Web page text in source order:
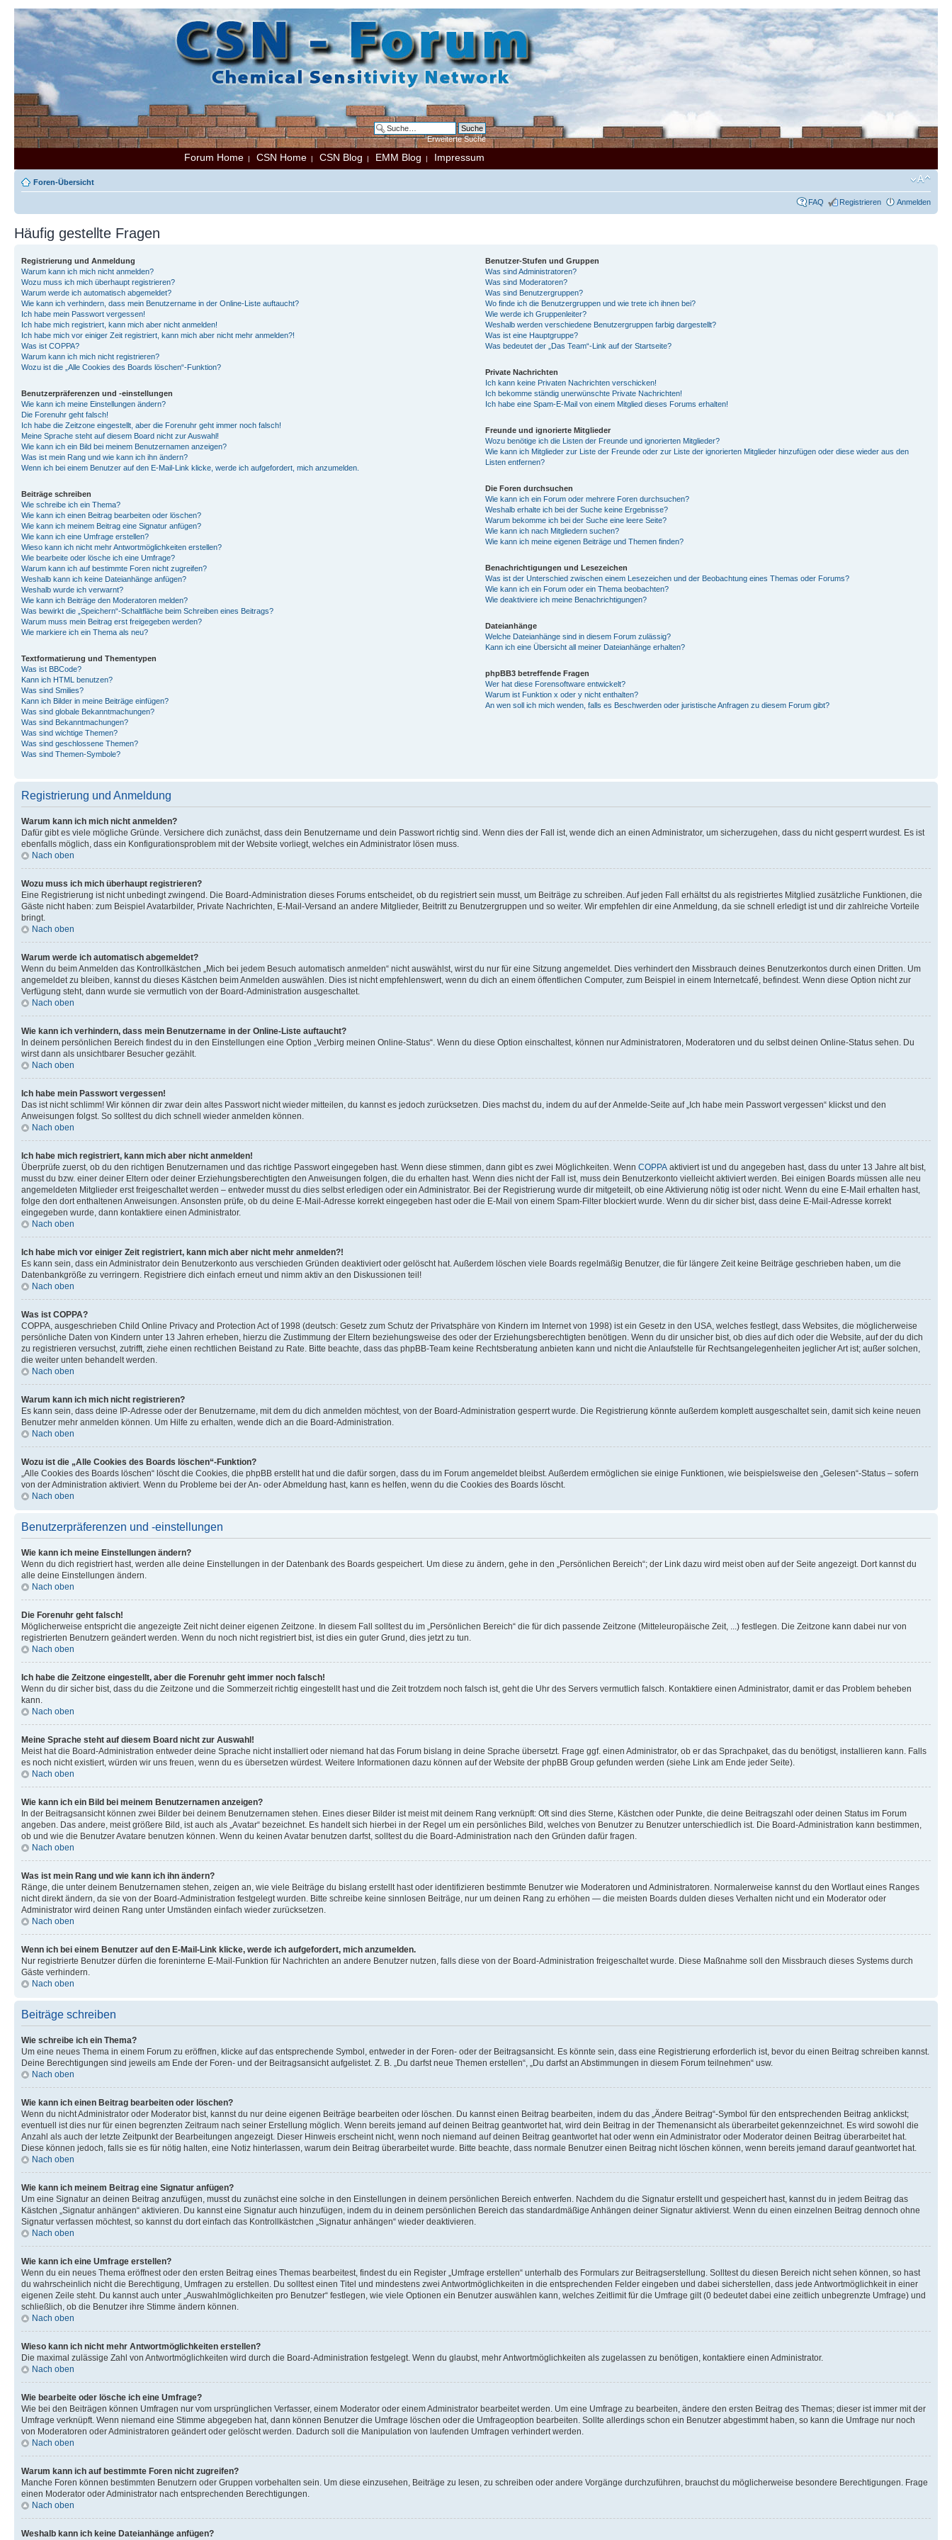
Erweiterte Suche
Forum Home | CSN Home | CSN Blog | EMM Blog | Impressum
Foren-Übersicht
FAQ Registrieren Anmelden
Häufig gestellte Fragen
Registrierung und Anmeldung
Warum kann ich mich nicht anmelden?
Wozu muss ich mich überhaupt registrieren?
Warum werde ich automatisch abgemeldet?
Wie kann ich verhindern, dass mein Benutzername in der Online-Liste auftaucht?
Ich habe mein Passwort vergessen!
Ich habe mich registriert, kann mich aber nicht anmelden!
Ich habe mich vor einiger Zeit registriert, kann mich aber nicht mehr anmelden?!
Was ist COPPA?
Warum kann ich mich nicht registrieren?
Wozu ist die „Alle Cookies des Boards löschen“-Funktion?
Benutzerpräferenzen und -einstellungen
Wie kann ich meine Einstellungen ändern?
Die Forenuhr geht falsch!
Ich habe die Zeitzone eingestellt, aber die Forenuhr geht immer noch falsch!
Meine Sprache steht auf diesem Board nicht zur Auswahl!
Wie kann ich ein Bild bei meinem Benutzernamen anzeigen?
Was ist mein Rang und wie kann ich ihn ändern?
Wenn ich bei einem Benutzer auf den E-Mail-Link klicke, werde ich aufgefordert, mich anzumelden.
Beiträge schreiben
Wie schreibe ich ein Thema?
Wie kann ich einen Beitrag bearbeiten oder löschen?
Wie kann ich meinem Beitrag eine Signatur anfügen?
Wie kann ich eine Umfrage erstellen?
Wieso kann ich nicht mehr Antwortmöglichkeiten erstellen?
Wie bearbeite oder lösche ich eine Umfrage?
Warum kann ich auf bestimmte Foren nicht zugreifen?
Weshalb kann ich keine Dateianhänge anfügen?
Weshalb wurde ich verwarnt?
Wie kann ich Beiträge den Moderatoren melden?
Was bewirkt die „Speichern“-Schaltfläche beim Schreiben eines Beitrags?
Warum muss mein Beitrag erst freigegeben werden?
Wie markiere ich ein Thema als neu?
Textformatierung und Thementypen
Was ist BBCode?
Kann ich HTML benutzen?
Was sind Smilies?
Kann ich Bilder in meine Beiträge einfügen?
Was sind globale Bekanntmachungen?
Was sind Bekanntmachungen?
Was sind wichtige Themen?
Was sind geschlossene Themen?
Was sind Themen-Symbole?
Benutzer-Stufen und Gruppen
Was sind Administratoren?
Was sind Moderatoren?
Was sind Benutzergruppen?
Wo finde ich die Benutzergruppen und wie trete ich ihnen bei?
Wie werde ich Gruppenleiter?
Weshalb werden verschiedene Benutzergruppen farbig dargestellt?
Was ist eine Hauptgruppe?
Was bedeutet der „Das Team“-Link auf der Startseite?
Private Nachrichten
Ich kann keine Privaten Nachrichten verschicken!
Ich bekomme ständig unerwünschte Private Nachrichten!
Ich habe eine Spam-E-Mail von einem Mitglied dieses Forums erhalten!
Freunde und ignorierte Mitglieder
Wozu benötige ich die Listen der Freunde und ignorierten Mitglieder?
Wie kann ich Mitglieder zur Liste der Freunde oder zur Liste der ignorierten Mitglieder hinzufügen oder diese wieder aus den
Listen entfernen?
Die Foren durchsuchen
Wie kann ich ein Forum oder mehrere Foren durchsuchen?
Weshalb erhalte ich bei der Suche keine Ergebnisse?
Warum bekomme ich bei der Suche eine leere Seite?
Wie kann ich nach Mitgliedern suchen?
Wie kann ich meine eigenen Beiträge und Themen finden?
Benachrichtigungen und Lesezeichen
Was ist der Unterschied zwischen einem Lesezeichen und der Beobachtung eines Themas oder Forums?
Wie kann ich ein Forum oder ein Thema beobachten?
Wie deaktiviere ich meine Benachrichtigungen?
Dateianhänge
Welche Dateianhänge sind in diesem Forum zulässig?
Kann ich eine Übersicht all meiner Dateianhänge erhalten?
phpBB3 betreffende Fragen
Wer hat diese Forensoftware entwickelt?
Warum ist Funktion x oder y nicht enthalten?
An wen soll ich mich wenden, falls es Beschwerden oder juristische Anfragen zu diesem Forum gibt?
Registrierung und Anmeldung
Warum kann ich mich nicht anmelden?
Dafür gibt es viele mögliche Gründe. Versichere dich zunächst, dass dein Benutzername und dein Passwort richtig sind. Wenn dies der Fall ist, wende dich an einen Administrator, um sicherzugehen, dass du nicht gesperrt wurdest. Es ist
ebenfalls möglich, dass ein Konfigurationsproblem mit der Website vorliegt, welches ein Administrator lösen muss.
Nach oben
Wozu muss ich mich überhaupt registrieren?
Eine Registrierung ist nicht unbedingt zwingend. Die Board-Administration dieses Forums entscheidet, ob du registriert sein musst, um Beiträge zu schreiben. Auf jeden Fall erhältst du als registriertes Mitglied zusätzliche Funktionen, die
Gäste nicht haben: zum Beispiel Avatarbilder, Private Nachrichten, E-Mail-Versand an andere Mitglieder, Beitritt zu Benutzergruppen und so weiter. Wir empfehlen dir eine Anmeldung, da sie schnell erledigt ist und dir zahlreiche Vorteile
bringt.
Nach oben
Warum werde ich automatisch abgemeldet?
Wenn du beim Anmelden das Kontrollkästchen „Mich bei jedem Besuch automatisch anmelden“ nicht auswählst, wirst du nur für eine Sitzung angemeldet. Dies verhindert den Missbrauch deines Benutzerkontos durch einen Dritten. Um
angemeldet zu bleiben, kannst du dieses Kästchen beim Anmelden auswählen. Dies ist nicht empfehlenswert, wenn du dich an einem öffentlichen Computer, zum Beispiel in einem Internetcafé, befindest. Wenn diese Option nicht zur
Verfügung steht, dann wurde sie vermutlich von der Board-Administration ausgeschaltet.
Nach oben
Wie kann ich verhindern, dass mein Benutzername in der Online-Liste auftaucht?
In deinem persönlichen Bereich findest du in den Einstellungen eine Option „Verbirg meinen Online-Status“. Wenn du diese Option einschaltest, können nur Administratoren, Moderatoren und du selbst deinen Online-Status sehen. Du
wirst dann als unsichtbarer Besucher gezählt.
Nach oben
Ich habe mein Passwort vergessen!
Das ist nicht schlimm! Wir können dir zwar dein altes Passwort nicht wieder mitteilen, du kannst es jedoch zurücksetzen. Dies machst du, indem du auf der Anmelde-Seite auf „Ich habe mein Passwort vergessen“ klickst und den
Anweisungen folgst. So solltest du dich schnell wieder anmelden können.
Nach oben
Ich habe mich registriert, kann mich aber nicht anmelden!
Überprüfe zuerst, ob du den richtigen Benutzernamen und das richtige Passwort eingegeben hast. Wenn diese stimmen, dann gibt es zwei Möglichkeiten. Wenn COPPA aktiviert ist und du angegeben hast, dass du unter 13 Jahre alt bist,
musst du bzw. einer deiner Eltern oder deiner Erziehungsberechtigten den Anweisungen folgen, die du erhalten hast. Wenn dies nicht der Fall ist, muss dein Benutzerkonto vielleicht aktiviert werden. Bei einigen Boards müssen alle neu
angemeldeten Mitglieder erst freigeschaltet werden – entweder musst du dies selbst erledigen oder ein Administrator. Bei der Registrierung wurde dir mitgeteilt, ob eine Aktivierung nötig ist oder nicht. Wenn du eine E-Mail erhalten hast,
folge den dort enthaltenen Anweisungen. Ansonsten prüfe, ob du deine E-Mail-Adresse korrekt eingegeben hast oder die E-Mail von einem Spam-Filter blockiert wurde. Wenn du dir sicher bist, dass deine E-Mail-Adresse korrekt
eingegeben wurde, dann kontaktiere einen Administrator.
Nach oben
Ich habe mich vor einiger Zeit registriert, kann mich aber nicht mehr anmelden?!
Es kann sein, dass ein Administrator dein Benutzerkonto aus verschieden Gründen deaktiviert oder gelöscht hat. Außerdem löschen viele Boards regelmäßig Benutzer, die für längere Zeit keine Beiträge geschrieben haben, um die
Datenbankgröße zu verringern. Registriere dich einfach erneut und nimm aktiv an den Diskussionen teil!
Nach oben
Was ist COPPA?
COPPA, ausgeschrieben Child Online Privacy and Protection Act of 1998 (deutsch: Gesetz zum Schutz der Privatsphäre von Kindern im Internet von 1998) ist ein Gesetz in den USA, welches festlegt, dass Websites, die möglicherweise
persönliche Daten von Kindern unter 13 Jahren erheben, hierzu die Zustimmung der Eltern beziehungsweise des oder der Erziehungsberechtigten benötigen. Wenn du dir unsicher bist, ob dies auf dich oder die Website, auf der du dich
zu registrieren versuchst, zutrifft, ziehe einen rechtlichen Beistand zu Rate. Bitte beachte, dass das phpBB-Team keine Rechtsberatung anbieten kann und nicht die Anlaufstelle für Rechtsangelegenheiten jeglicher Art ist; außer solchen,
die weiter unten behandelt werden.
Nach oben
Warum kann ich mich nicht registrieren?
Es kann sein, dass deine IP-Adresse oder der Benutzername, mit dem du dich anmelden möchtest, von der Board-Administration gesperrt wurde. Die Registrierung könnte außerdem komplett ausgeschaltet sein, damit sich keine neuen
Benutzer mehr anmelden können. Um Hilfe zu erhalten, wende dich an die Board-Administration.
Nach oben
Wozu ist die „Alle Cookies des Boards löschen“-Funktion?
„Alle Cookies des Boards löschen“ löscht die Cookies, die phpBB erstellt hat und die dafür sorgen, dass du im Forum angemeldet bleibst. Außerdem ermöglichen sie einige Funktionen, wie beispielsweise den „Gelesen“-Status – sofern
von der Administration aktiviert. Wenn du Probleme bei der An- oder Abmeldung hast, kann es helfen, wenn du die Cookies des Boards löscht.
Nach oben
Benutzerpräferenzen und -einstellungen
Wie kann ich meine Einstellungen ändern?
Wenn du dich registriert hast, werden alle deine Einstellungen in der Datenbank des Boards gespeichert. Um diese zu ändern, gehe in den „Persönlichen Bereich“; der Link dazu wird meist oben auf der Seite angezeigt. Dort kannst du
alle deine Einstellungen ändern.
Nach oben
Die Forenuhr geht falsch!
Möglicherweise entspricht die angezeigte Zeit nicht deiner eigenen Zeitzone. In diesem Fall solltest du im „Persönlichen Bereich“ die für dich passende Zeitzone (Mitteleuropäische Zeit, ...) festlegen. Die Zeitzone kann dabei nur von
registrierten Benutzern geändert werden. Wenn du noch nicht registriert bist, ist dies ein guter Grund, dies jetzt zu tun.
Nach oben
Ich habe die Zeitzone eingestellt, aber die Forenuhr geht immer noch falsch!
Wenn du dir sicher bist, dass du die Zeitzone und die Sommerzeit richtig eingestellt hast und die Zeit trotzdem noch falsch ist, geht die Uhr des Servers vermutlich falsch. Kontaktiere einen Administrator, damit er das Problem beheben
kann.
Nach oben
Meine Sprache steht auf diesem Board nicht zur Auswahl!
Meist hat die Board-Administration entweder deine Sprache nicht installiert oder niemand hat das Forum bislang in deine Sprache übersetzt. Frage ggf. einen Administrator, ob er das Sprachpaket, das du benötigst, installieren kann. Falls
es noch nicht existiert, würden wir uns freuen, wenn du es übersetzen würdest. Weitere Informationen dazu können auf der Website der phpBB Group gefunden werden (siehe Link am Ende jeder Seite).
Nach oben
Wie kann ich ein Bild bei meinem Benutzernamen anzeigen?
In der Beitragsansicht können zwei Bilder bei deinem Benutzernamen stehen. Eines dieser Bilder ist meist mit deinem Rang verknüpft: Oft sind dies Sterne, Kästchen oder Punkte, die deine Beitragszahl oder deinen Status im Forum
angeben. Das andere, meist größere Bild, ist auch als „Avatar“ bezeichnet. Es handelt sich hierbei in der Regel um ein persönliches Bild, welches von Benutzer zu Benutzer unterschiedlich ist. Die Board-Administration kann bestimmen,
ob und wie die Benutzer Avatare benutzen können. Wenn du keinen Avatar benutzen darfst, solltest du die Board-Administration nach den Gründen dafür fragen.
Nach oben
Was ist mein Rang und wie kann ich ihn ändern?
Ränge, die unter deinem Benutzernamen stehen, zeigen an, wie viele Beiträge du bislang erstellt hast oder identifizieren bestimmte Benutzer wie Moderatoren und Administratoren. Normalerweise kannst du den Wortlaut eines Ranges
nicht direkt ändern, da sie von der Board-Administration festgelegt wurden. Bitte schreibe keine sinnlosen Beiträge, nur um deinen Rang zu erhöhen — die meisten Boards dulden dieses Verhalten nicht und ein Moderator oder
Administrator wird deinen Rang unter Umständen einfach wieder zurücksetzen.
Nach oben
Wenn ich bei einem Benutzer auf den E-Mail-Link klicke, werde ich aufgefordert, mich anzumelden.
Nur registrierte Benutzer dürfen die foreninterne E-Mail-Funktion für Nachrichten an andere Benutzer nutzen, falls diese von der Board-Administration freigeschaltet wurde. Diese Maßnahme soll den Missbrauch dieses Systems durch
Gäste verhindern.
Nach oben
Beiträge schreiben
Wie schreibe ich ein Thema?
Um eine neues Thema in einem Forum zu eröffnen, klicke auf das entsprechende Symbol, entweder in der Foren- oder der Beitragsansicht. Es könnte sein, dass eine Registrierung erforderlich ist, bevor du einen Beitrag schreiben kannst.
Deine Berechtigungen sind jeweils am Ende der Foren- und der Beitragsansicht aufgelistet. Z. B. „Du darfst neue Themen erstellen“, „Du darfst an Abstimmungen in diesem Forum teilnehmen“ usw.
Nach oben
Wie kann ich einen Beitrag bearbeiten oder löschen?
Wenn du nicht Administrator oder Moderator bist, kannst du nur deine eigenen Beiträge bearbeiten oder löschen. Du kannst einen Beitrag bearbeiten, indem du das „Ändere Beitrag“-Symbol für den entsprechenden Beitrag anklickst;
eventuell ist dies nur für einen begrenzten Zeitraum nach seiner Erstellung möglich. Wenn bereits jemand auf deinen Beitrag geantwortet hat, wird dein Beitrag in der Themenansicht als überarbeitet gekennzeichnet. Es wird sowohl die
Anzahl als auch der letzte Zeitpunkt der Bearbeitungen angezeigt. Dieser Hinweis erscheint nicht, wenn noch niemand auf deinen Beitrag geantwortet hat oder wenn ein Administrator oder Moderator deinen Beitrag überarbeitet hat.
Diese können jedoch, falls sie es für nötig halten, eine Notiz hinterlassen, warum dein Beitrag überarbeitet wurde. Bitte beachte, dass normale Benutzer einen Beitrag nicht löschen können, wenn bereits jemand darauf geantwortet hat.
Nach oben
Wie kann ich meinem Beitrag eine Signatur anfügen?
Um eine Signatur an deinen Beitrag anzufügen, musst du zunächst eine solche in den Einstellungen in deinem persönlichen Bereich entwerfen. Nachdem du die Signatur erstellt und gespeichert hast, kannst du in jedem Beitrag das
Kästchen „Signatur anhängen“ aktivieren. Du kannst eine Signatur auch hinzufügen, indem du in deinem persönlichen Bereich das standardmäßige Anhängen deiner Signatur aktivierst. Wenn du einen einzelnen Beitrag dennoch ohne
Signatur verfassen möchtest, so kannst du dort einfach das Kontrollkästchen „Signatur anhängen“ wieder deaktivieren.
Nach oben
Wie kann ich eine Umfrage erstellen?
Wenn du ein neues Thema eröffnest oder den ersten Beitrag eines Themas bearbeitest, findest du ein Register „Umfrage erstellen“ unterhalb des Formulars zur Beitragserstellung. Solltest du diesen Bereich nicht sehen können, so hast
du wahrscheinlich nicht die Berechtigung, Umfragen zu erstellen. Du solltest einen Titel und mindestens zwei Antwortmöglichkeiten in die entsprechenden Felder eingeben und dabei sicherstellen, dass jede Antwortmöglichkeit in einer
eigenen Zeile steht. Du kannst auch unter „Auswahlmöglichkeiten pro Benutzer“ festlegen, wie viele Optionen ein Benutzer auswählen kann, welches Zeitlimit für die Umfrage gilt (0 bedeutet dabei eine zeitlich unbegrenzte Umfrage) und
schließlich, ob die Benutzer ihre Stimme ändern können.
Nach oben
Wieso kann ich nicht mehr Antwortmöglichkeiten erstellen?
Die maximal zulässige Zahl von Antwortmöglichkeiten wird durch die Board-Administration festgelegt. Wenn du glaubst, mehr Antwortmöglichkeiten als zugelassen zu benötigen, kontaktiere einen Administrator.
Nach oben
Wie bearbeite oder lösche ich eine Umfrage?
Wie bei den Beiträgen können Umfragen nur vom ursprünglichen Verfasser, einem Moderator oder einem Administrator bearbeitet werden. Um eine Umfrage zu bearbeiten, ändere den ersten Beitrag des Themas; dieser ist immer mit der
Umfrage verknüpft. Wenn niemand eine Stimme abgegeben hat, dann können Benutzer die Umfrage löschen oder die Umfrageoption bearbeiten. Sollte allerdings schon ein Benutzer abgestimmt haben, so kann die Umfrage nur noch
von Moderatoren oder Administratoren geändert oder gelöscht werden. Dadurch soll die Manipulation von laufenden Umfragen verhindert werden.
Nach oben
Warum kann ich auf bestimmte Foren nicht zugreifen?
Manche Foren können bestimmten Benutzern oder Gruppen vorbehalten sein. Um diese einzusehen, Beiträge zu lesen, zu schreiben oder andere Vorgänge durchzuführen, brauchst du möglicherweise besondere Berechtigungen. Frage
einen Moderator oder Administrator nach entsprechenden Berechtigungen.
Nach oben
Weshalb kann ich keine Dateianhänge anfügen?